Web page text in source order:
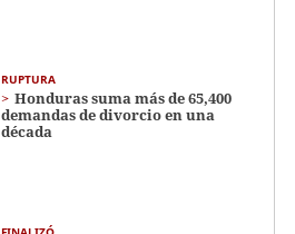
RUPTURA
Honduras suma más de 65,400
demandas de divorcio en una
década